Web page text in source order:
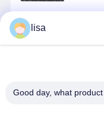
lisa
Good day, what